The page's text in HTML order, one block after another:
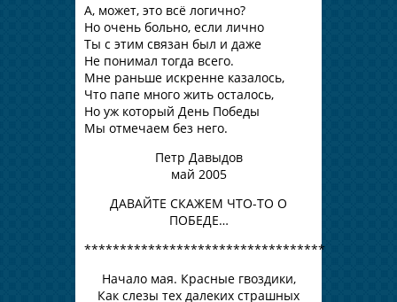
А, может, это всё логично?
Но очень больно, если лично
Ты с этим связан был и даже
Не понимал тогда всего.
Мне раньше искренне казалось,
Что папе много жить осталось,
Но уж который День Победы
Мы отмечаем без него.
Петр Давыдов
май 2005
ДАВАЙТЕ СКАЖЕМ ЧТО-ТО О
ПОБЕДЕ…
**********************************
Начало мая. Красные гвоздики,
Как слезы тех далеких страшных